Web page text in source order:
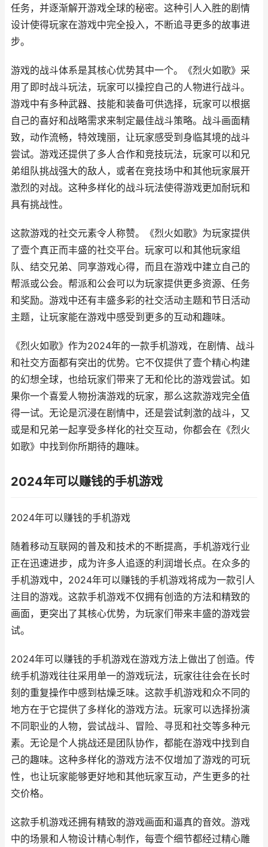
任务，并逐渐解开游戏全球的秘密。这种引人入胜的剧情
设计使得玩家在游戏中完全投入，不断追寻更多的故事进
步。
游戏的战斗体系是其核心优势其中一个。《烈火如歌》采
用了即时战斗玩法，玩家可以操控自己的人物进行战斗。
游戏中有多种武器、技能和装备可供选择，玩家可以根据
自己的喜好和战略需求来制定最佳战斗策略。战斗画面精
致，动作流畅，特效瑰丽，让玩家感受到身临其境的战斗
尝试。游戏还提供了多人合作和竞技玩法，玩家可以和兄
弟组队挑战强大的敌人，或者在竞技场中和其他玩家展开
激烈的对战。这种多样化的战斗玩法使得游戏更加耐玩和
具有挑战性。
这款游戏的社交元素令人称赞。《烈火如歌》为玩家提供
了壹个真正而丰盛的社交平台。玩家可以和其他玩家组
队、结交兄弟、同享游戏心得，而且在游戏中建立自己的
帮派或公会。帮派和公会可以为玩家提供更多资源、任务
和奖励。游戏中还有丰盛多彩的社交活动主题和节日活动
主题，让玩家能在游戏中感受到更多的互动和趣味。
《烈火如歌》作为2024年的一款手机游戏，在剧情、战斗
和社交方面都有突出的优势。它不仅提供了壹个精心构建
的幻想全球，也给玩家们带来了无和伦比的游戏尝试。如
果你一个喜爱人物扮演游戏的玩家，那么这款游戏完全值
得一试。无论是沉浸在剧情中，还是尝试刺激的战斗，又
或是和兄弟一起享受多样化的社交互动，你都会在《烈火
如歌》中找到你所期待的趣味。
2024年可以赚钱的手机游戏
2024年可以赚钱的手机游戏
随着移动互联网的普及和技术的不断提高，手机游戏行业
正在迅速进步，成为许多人追逐的利润增长点。在众多的
手机游戏中，2024年可以赚钱的手机游戏将成为一款引人
注目的游戏。这款手机游戏不仅拥有创造的方法和精致的
画面，更突出了其核心优势，为玩家们带来丰盛的游戏尝
试。
2024年可以赚钱的手机游戏在游戏方法上做出了创造。传
统手机游戏往往采用单一的游戏玩法，玩家往往会在长时
刻的重复操作中感到枯燥乏味。这款手机游戏和众不同的
地方在于它提供了多样化的游戏方法。玩家可以选择扮演
不同职业的人物，尝试战斗、冒险、寻觅和社交等多种元
素。无论是个人挑战还是团队协作，都能在游戏中找到自
己的趣味。这种多样化的游戏方法不仅增加了游戏的可玩
性，也让玩家能够更好地和其他玩家互动，产生更多的社
交价格。
这款手机游戏还拥有精致的游戏画面和逼真的音效。游戏
中的场景和人物设计精心制作，每壹个细节都经过精心雕